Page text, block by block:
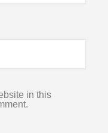
in this